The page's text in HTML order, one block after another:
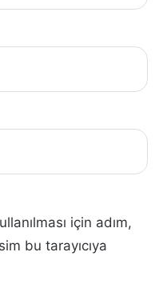
için adım,
bu tarayıcıya